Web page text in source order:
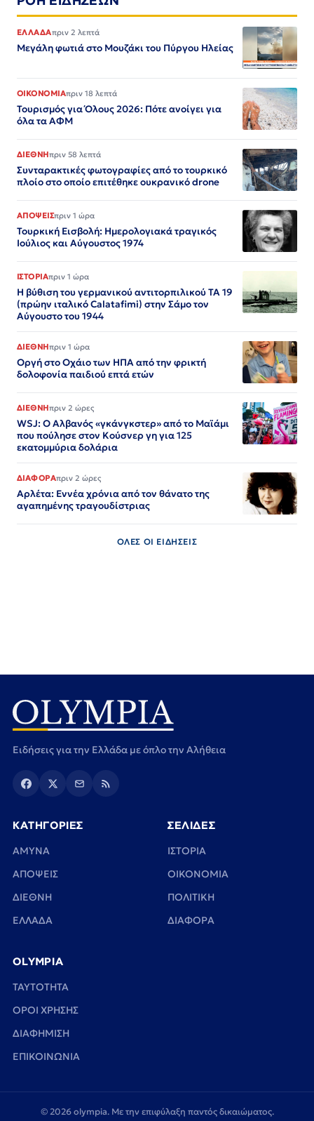
ΕΛΛΑΔΑπριν 2 λεπτά
Μεγάλη φωτιά στο Μουζάκι του Πύργου Ηλείας
ΟΙΚΟΝΟΜΙΑπριν 18 λεπτά
Τουρισμός για Όλους 2026: Πότε ανοίγει για
όλα τα ΑΦΜ
ΔΙΕΘΝΗπριν 58 λεπτά
Συνταρακτικές φωτογραφίες από το τουρκικό
πλοίο στο οποίο επιτέθηκε ουκρανικό drone
ΑΠΟΨΕΙΣπριν 1 ώρα
Τουρκική Εισβολή: Ημερολογιακά τραγικός
Ιούλιος και Αύγουστος 1974
ΙΣΤΟΡΙΑπριν 1 ώρα
Η βύθιση του γερμανικού αντιτορπιλικού ΤΑ 19
(πρώην ιταλικό Calatafimi) στην Σάμο τον
Αύγουστο του 1944
ΔΙΕΘΝΗπριν 1 ώρα
Οργή στο Οχάιο των ΗΠΑ από την φρικτή
δολοφονία παιδιού επτά ετών
ΔΙΕΘΝΗπριν 2 ώρες
WSJ: Ο Αλβανός «γκάνγκστερ» από το Μαϊάμι
που πούλησε στον Κούσνερ γη για 125
εκατομμύρια δολάρια
ΔΙΑΦΟΡΑπριν 2 ώρες
Αρλέτα: Εννέα χρόνια από τον θάνατο της
αγαπημένης τραγουδίστριας
ΟΛΕΣ ΟΙ ΕΙΔΗΣΕΙΣ
Ειδήσεις για την Ελλάδα με όπλο την Αλήθεια
ΚΑΤΗΓΟΡΙΕΣ
ΑΜΥΝΑ
ΑΠΟΨΕΙΣ
ΔΙΕΘΝΗ
ΕΛΛΑΔΑ
ΣΕΛΙΔΕΣ
ΙΣΤΟΡΙΑ
ΟΙΚΟΝΟΜΙΑ
ΠΟΛΙΤΙΚΗ
ΔΙΑΦΟΡΑ
OLYMPIA
TAYTOTHTA
ΟΡΟΙ ΧΡΗΣΗΣ
ΔΙΑΦΗΜΙΣΗ
ΕΠΙΚΟΙΝΩΝΙΑ
© 2026 olympia. Με την επιφύλαξη παντός δικαιώματος.